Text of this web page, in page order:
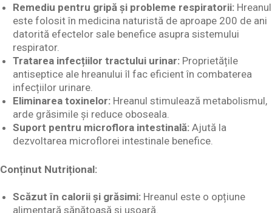
Remediu pentru gripă și probleme respiratorii: Hreanul
este folosit în medicina naturistă de aproape 200 de ani
datorită efectelor sale benefice asupra sistemului
respirator.
Tratarea infecțiilor tractului urinar: Proprietățile
antiseptice ale hreanului îl fac eficient în combaterea
infecțiilor urinare.
Eliminarea toxinelor: Hreanul stimulează metabolismul,
arde grăsimile și reduce oboseala.
Suport pentru microflora intestinală: Ajută la
dezvoltarea microflorei intestinale benefice.
Conținut Nutrițional:
Scăzut în calorii și grăsimi: Hreanul este o opțiune
alimentară sănătoasă și ușoară.